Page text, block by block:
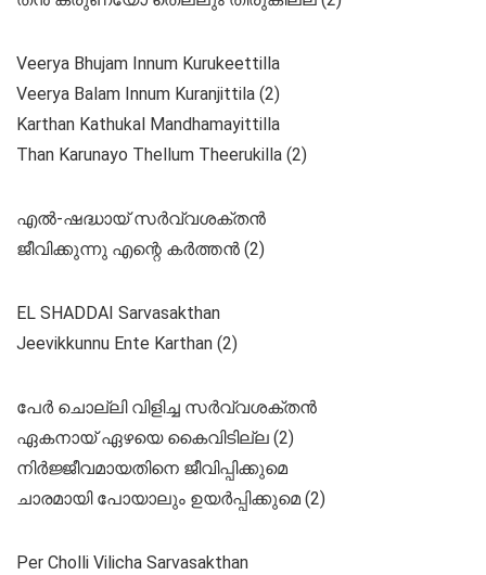
Veerya Bhujam Innum Kurukeettilla
Veerya Balam Innum Kuranjittila (2)
Karthan Kathukal Mandhamayittilla
Than Karunayo Thellum Theerukilla (2)
എൽ-ഷദ്ധായ്‌ സർവ്വശക്തൻ
ജീവിക്കുന്നു എന്റെ കർത്തൻ (2)
EL SHADDAI Sarvasakthan
Jeevikkunnu Ente Karthan (2)
പേർ ചൊല്ലി വിളിച്ച സർവ്വശക്തൻ
ഏകനായ് ഏഴയെ കൈവിടില്ല (2)
നിർജ്ജീവമായതിനെ ജീവിപ്പിക്കുമെ
ചാരമായി പോയാലും ഉയർപ്പിക്കുമെ (2)
Per Cholli Vilicha Sarvasakthan